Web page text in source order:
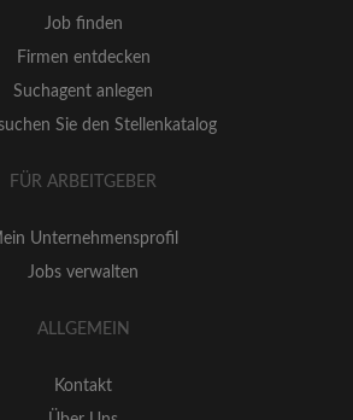
Job finden
Firmen entdecken
Suchagent anlegen
Sie den Stellenkatalog
FÜR ARBEITGEBER
Unternehmensprofil
Jobs verwalten
ALLGEMEIN
Kontakt